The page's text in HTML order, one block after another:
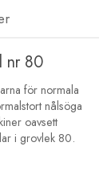
nr 80
för normala
nålsöga
oavsett
i grovlek 80.